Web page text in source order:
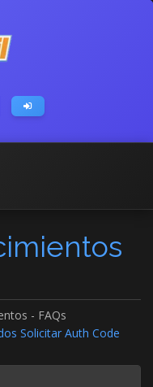
- FAQs
Solicitar Auth Code